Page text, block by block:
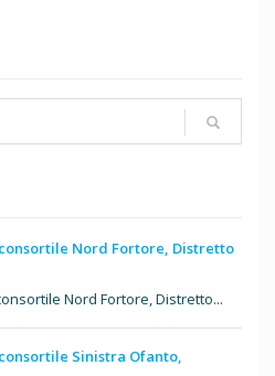
Nord Fortore, Distretto
Nord Fortore, Distretto...
Sinistra Ofanto,